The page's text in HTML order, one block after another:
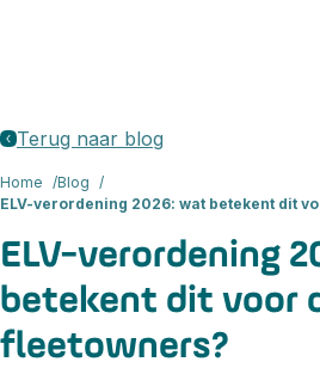
Terug naar blog
Home
Blog
ELV-verordening 2026: wat betekent dit
ELV-verordening
betekent dit voor
fleetowners?